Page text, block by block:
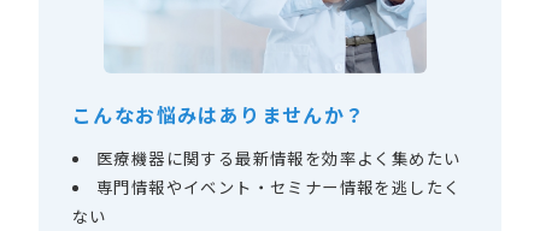
こんなお悩みはありませんか？
医療機器に関する最新情報を効率よく集めたい
専門情報やイベント・セミナー情報を逃したく
ない